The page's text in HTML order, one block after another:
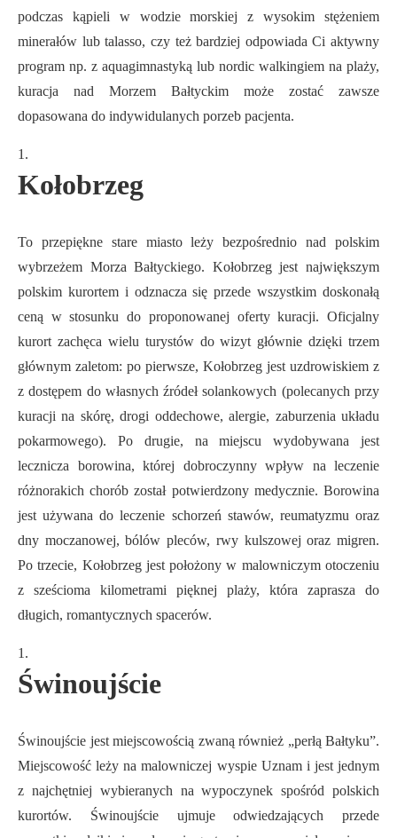
podczas kąpieli w wodzie morskiej z wysokim stężeniem
minerałów lub talasso, czy też bardziej odpowiada Ci aktywny
program np. z aquagimnastyką lub nordic walkingiem na plaży,
kuracja nad Morzem Bałtyckim może zostać zawsze
dopasowana do indywidulanych porzeb pacjenta.
Kołobrzeg
To przepiękne stare miasto leży bezpośrednio nad polskim
wybrzeżem Morza Bałtyckiego. Kołobrzeg jest największym
polskim kurortem i odznacza się przede wszystkim doskonałą
ceną w stosunku do proponowanej oferty kuracji. Oficjalny
kurort zachęca wielu turystów do wizyt głównie dzięki trzem
głównym zaletom: po pierwsze, Kołobrzeg jest uzdrowiskiem z
z dostępem do własnych źródeł solankowych (polecanych przy
kuracji na skórę, drogi oddechowe, alergie, zaburzenia układu
pokarmowego). Po drugie, na miejscu wydobywana jest
lecznicza borowina, której dobroczynny wpływ na leczenie
różnorakich chorób został potwierdzony medycznie. Borowina
jest używana do leczenie schorzeń stawów, reumatyzmu oraz
dny moczanowej, bólów pleców, rwy kulszowej oraz migren.
Po trzecie, Kołobrzeg jest położony w malowniczym otoczeniu
z sześcioma kilometrami pięknej plaży, która zaprasza do
długich, romantycznych spacerów.
Świnoujście
Świnoujście jest miejscowością zwaną również „perłą Bałtyku”.
Miejscowość leży na malowniczej wyspie Uznam i jest jednym
z najchętniej wybieranych na wypoczynek spośród polskich
kurortów. Świnoujście ujmuje odwiedzających przede